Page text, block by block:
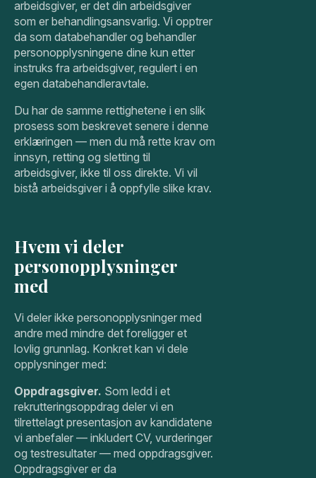
arbeidsgiver, er det din arbeidsgiver
som er behandlingsansvarlig. Vi opptrer
da som databehandler og behandler
personopplysningene dine kun etter
instruks fra arbeidsgiver, regulert i en
egen databehandleravtale.
Du har de samme rettighetene i en slik
prosess som beskrevet senere i denne
erklæringen — men du må rette krav om
innsyn, retting og sletting til
arbeidsgiver, ikke til oss direkte. Vi vil
bistå arbeidsgiver i å oppfylle slike krav.
Hvem vi deler
personopplysninger
med
Vi deler ikke personopplysninger med
andre med mindre det foreligger et
lovlig grunnlag. Konkret kan vi dele
opplysninger med:
Oppdragsgiver. Som ledd i et
rekrutteringsoppdrag deler vi en
tilrettelagt presentasjon av kandidatene
vi anbefaler — inkludert CV, vurderinger
og testresultater — med oppdragsgiver.
Oppdragsgiver er da